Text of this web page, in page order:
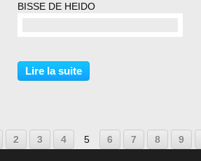
BISSE DE HEIDO
Lire la suite
2 3 4 5 6 7 8 9